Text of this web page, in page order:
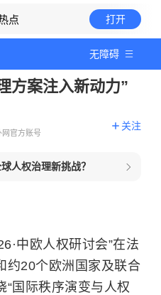
点 打开
无障碍
方案注入新动力”
网官方账号
关注
人权治理新挑战？
中欧人权研讨会”在法
约20个欧洲国家及联合
“国际秩序演变与人权